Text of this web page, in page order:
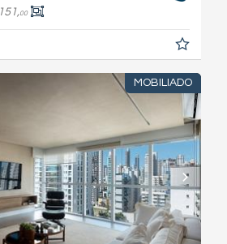
151,00
MOBILIADO